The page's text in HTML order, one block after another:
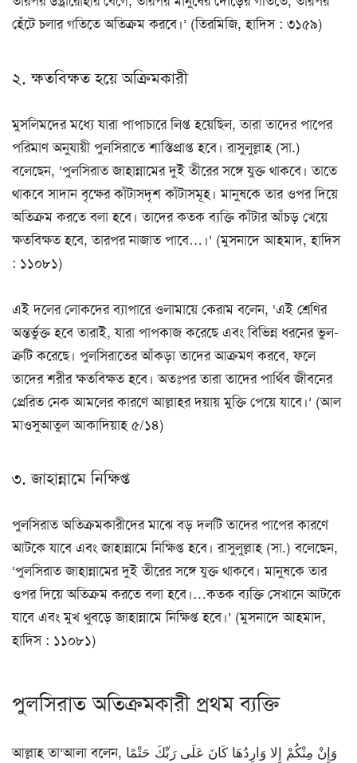
হেঁটে চলার গতিতে অতিক্রম করবে।’ (তিরমিজি, হাদিস : ৩১৫৯)
২. ক্ষতবিক্ষত হয়ে অক্রিমকারী
মুসলিমদের মধ্যে যারা পাপাচারে লিপ্ত হয়েছিল, তারা তাদের পাপের
পরিমাণ অনুযায়ী পুলসিরাতে শাস্তিপ্রাপ্ত হবে। রাসুলুল্লাহ (সা.)
বলেছেন, ‘পুলসিরাত জাহান্নামের দুই তীরের সঙ্গে যুক্ত থাকবে। তাতে
থাকবে সাদান বৃক্ষের কাঁটাসদৃশ কাঁটাসমূহ। মানুষকে তার ওপর দিয়ে
অতিক্রম করতে বলা হবে। তাদের কতক ব্যক্তি কাঁটার আঁচড় খেয়ে
ক্ষতবিক্ষত হবে, তারপর নাজাত পাবে…।’ (মুসনাদে আহমাদ, হাদিস
: ১১০৮১)
এই দলের লোকদের ব্যাপারে ওলামায়ে কেরাম বলেন, ‘এই শ্রেণির
অন্তর্ভুক্ত হবে তারাই, যারা পাপকাজ করেছে এবং বিভিন্ন ধরনের ভুল-
ত্রুটি করেছে। পুলসিরাতের আঁকড়া তাদের আক্রমণ করবে, ফলে
তাদের শরীর ক্ষতবিক্ষত হবে। অতঃপর তারা তাদের পার্থিব জীবনের
প্রেরিত নেক আমলের কারণে আল্লাহর দয়ায় মুক্তি পেয়ে যাবে।’ (আল
মাওসুআতুল আকাদিয়াহ ৫/১৪)
৩. জাহান্নামে নিক্ষিপ্ত
পুলসিরাত অতিক্রমকারীদের মাঝে বড় দলটি তাদের পাপের কারণে
আটকে যাবে এবং জাহান্নামে নিক্ষিপ্ত হবে। রাসুলুল্লাহ (সা.) বলেছেন,
‘পুলসিরাত জাহান্নামের দুই তীরের সঙ্গে যুক্ত থাকবে। মানুষকে তার
ওপর দিয়ে অতিক্রম করতে বলা হবে।…কতক ব্যক্তি সেখানে আটকে
যাবে এবং মুখ থুবড়ে জাহান্নামে নিক্ষিপ্ত হবে।’ (মুসনাদে আহমাদ,
হাদিস : ১১০৮১)
পুলসিরাত অতিক্রমকারী প্রথম ব্যক্তি
আল্লাহ তা’আলা বলেন, وَإِنْ مِنْكُمْ إِلا وَارِدُهَا كَانَ عَلَى رَبِّكَ حَتْمًا